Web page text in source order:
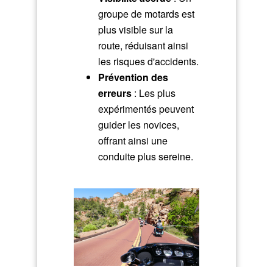
groupe de motards est
plus visible sur la
route, réduisant ainsi
les risques d'accidents.
Prévention des
erreurs: Les plus
expérimentés peuvent
guider les novices,
offrant ainsi une
conduite plus sereine.